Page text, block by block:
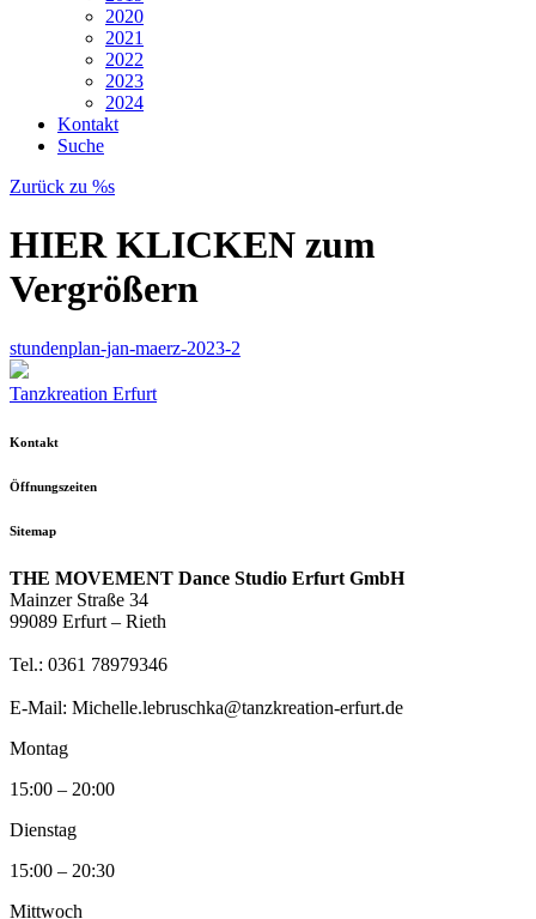
2020
2021
2022
2023
2024
Kontakt
Suche
Zurück zu %s
HIER KLICKEN zum
Vergrößern
stundenplan-jan-maerz-2023-2
Tanzkreation Erfurt
Kontakt
Öffnungszeiten
Sitemap
THE MOVEMENT Dance Studio Erfurt GmbH
Mainzer Straße 34
99089 Erfurt – Rieth
Tel.: 0361 78979346
E-Mail: Michelle.lebruschka@tanzkreation-erfurt.de
Montag
15:00 – 20:00
Dienstag
15:00 – 20:30
Mittwoch